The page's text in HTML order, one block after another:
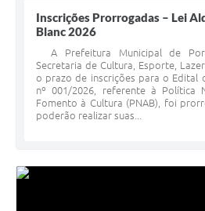
Inscrições Prorrogadas – Lei
Blanc 2026
A Prefeitura Municipal de
Secretaria de Cultura, Esporte,
o prazo de inscrições para o Edital
nº 001/2026, referente à Política
Fomento à Cultura (PNAB), foi
poderão realizar suas...